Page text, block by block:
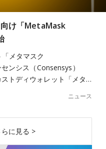
け「MetaMask
メタマスク
ンシス（Consensys）
トディウォレット「メタ…
ニュース
に見る >